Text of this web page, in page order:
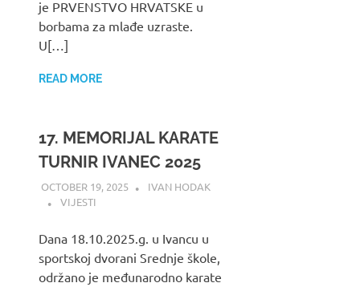
je PRVENSTVO HRVATSKE u
borbama za mlađe uzraste.
U[…]
READ MORE
17. MEMORIJAL KARATE
TURNIR IVANEC 2025
OCTOBER 19, 2025
IVAN HODAK
VIJESTI
Dana 18.10.2025.g. u Ivancu u
sportskoj dvorani Srednje škole,
održano je međunarodno karate